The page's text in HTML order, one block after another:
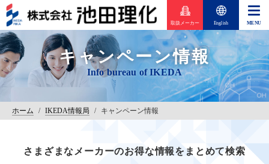
取扱メーカー English
キャンペーン情報
ホーム / IKEDA情報局 / キャンペーン情報
さまざまなメーカーのお得な情報をまとめて検索